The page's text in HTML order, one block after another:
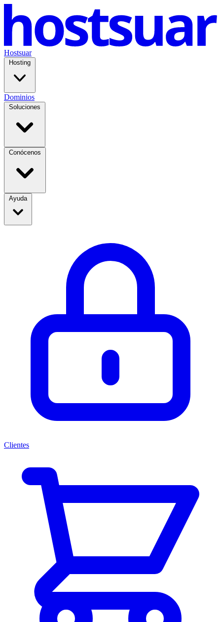
Hostsuar
Hosting
Dominios
Soluciones
Conócenos
Ayuda
Clientes